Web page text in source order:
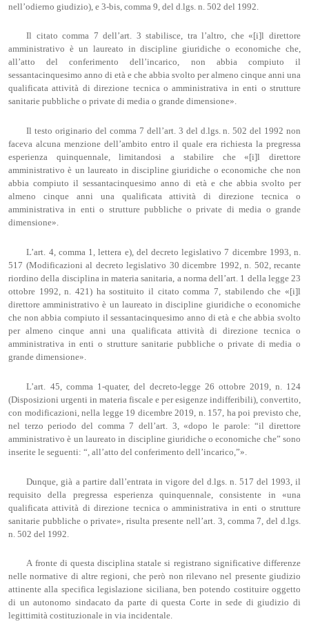
nell’odierno giudizio), e 3-bis, comma 9, del d.lgs. n. 502 del 1992.
Il citato comma 7 dell’art. 3 stabilisce, tra l’altro, che «[i]l direttore
amministrativo è un laureato in discipline giuridiche o economiche che,
all’atto del conferimento dell’incarico, non abbia compiuto il
sessantacinquesimo anno di età e che abbia svolto per almeno cinque anni una
qualificata attività di direzione tecnica o amministrativa in enti o strutture
sanitarie pubbliche o private di media o grande dimensione».
Il testo originario del comma 7 dell’art. 3 del d.lgs. n. 502 del 1992 non
faceva alcuna menzione dell’ambito entro il quale era richiesta la pregressa
esperienza quinquennale, limitandosi a stabilire che «[i]l direttore
amministrativo è un laureato in discipline giuridiche o economiche che non
abbia compiuto il sessantacinquesimo anno di età e che abbia svolto per
almeno cinque anni una qualificata attività di direzione tecnica o
amministrativa in enti o strutture pubbliche o private di media o grande
dimensione».
L’art. 4, comma 1, lettera e), del decreto legislativo 7 dicembre 1993, n.
517 (Modificazioni al decreto legislativo 30 dicembre 1992, n. 502, recante
riordino della disciplina in materia sanitaria, a norma dell’art. 1 della legge 23
ottobre 1992, n. 421) ha sostituito il citato comma 7, stabilendo che «[i]l
direttore amministrativo è un laureato in discipline giuridiche o economiche
che non abbia compiuto il sessantacinquesimo anno di età e che abbia svolto
per almeno cinque anni una qualificata attività di direzione tecnica o
amministrativa in enti o strutture sanitarie pubbliche o private di media o
grande dimensione».
L’art. 45, comma 1-quater, del decreto-legge 26 ottobre 2019, n. 124
(Disposizioni urgenti in materia fiscale e per esigenze indifferibili), convertito,
con modificazioni, nella legge 19 dicembre 2019, n. 157, ha poi previsto che,
nel terzo periodo del comma 7 dell’art. 3, «dopo le parole: “il direttore
amministrativo è un laureato in discipline giuridiche o economiche che” sono
inserite le seguenti: “, all’atto del conferimento dell’incarico,”».
Dunque, già a partire dall’entrata in vigore del d.lgs. n. 517 del 1993, il
requisito della pregressa esperienza quinquennale, consistente in «una
qualificata attività di direzione tecnica o amministrativa in enti o strutture
sanitarie pubbliche o private», risulta presente nell’art. 3, comma 7, del d.lgs.
n. 502 del 1992.
A fronte di questa disciplina statale si registrano significative differenze
nelle normative di altre regioni, che però non rilevano nel presente giudizio
attinente alla specifica legislazione siciliana, ben potendo costituire oggetto
di un autonomo sindacato da parte di questa Corte in sede di giudizio di
legittimità costituzionale in via incidentale.